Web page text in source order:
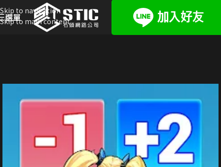
Skip to navigation
Skip to main content
選單